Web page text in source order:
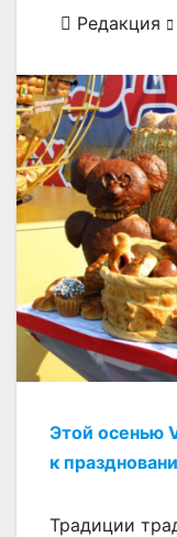
Редакция
Этой осенью
к
Традиции